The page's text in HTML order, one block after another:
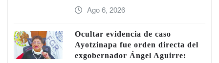
Ago 6, 2026
Ocultar evidencia de caso
Ayotzinapa fue orden directa del
exgobernador Ángel Aguirre: